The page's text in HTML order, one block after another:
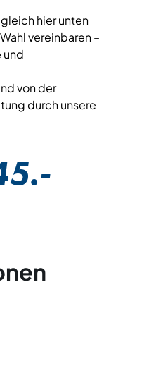
hier unten
vereinbaren –
und
von der
durch unsere